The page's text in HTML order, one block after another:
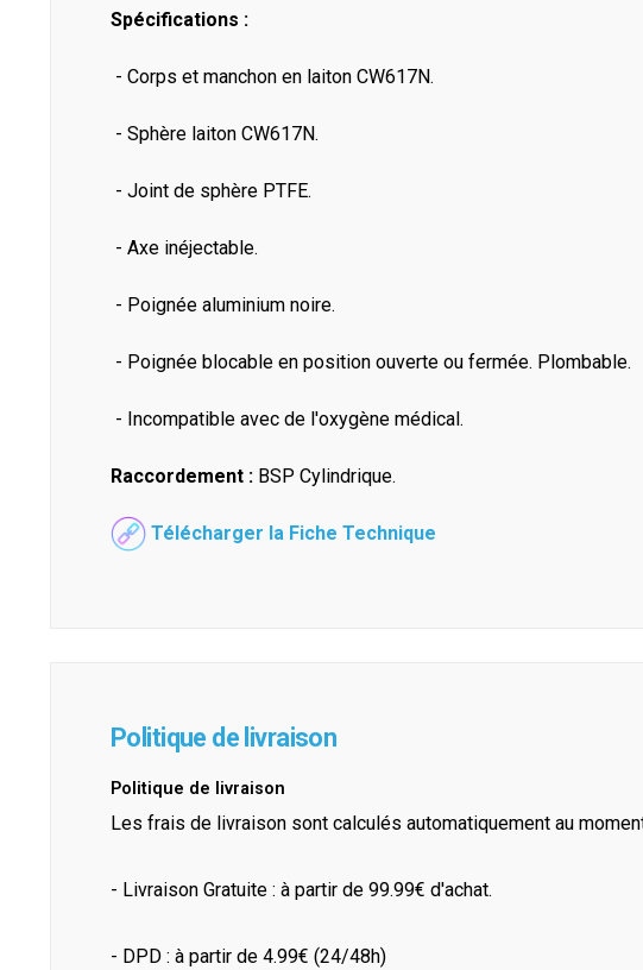
Spécifications :
- Corps et manchon en laiton CW617N.
- Sphère laiton CW617N.
- Joint de sphère PTFE.
- Axe inéjectable.
- Poignée aluminium noire.
- Poignée blocable en position ouverte ou fermée. Plombable.
- Incompatible avec de l'oxygène médical.
Raccordement : BSP Cylindrique.
Télécharger la Fiche Technique
Politique de livraison
Politique de livraison
Les frais de livraison sont calculés automatiquement au
- Livraison Gratuite : à partir de 99.99€ d'achat.
- DPD : à partir de 4.99€ (24/48h)